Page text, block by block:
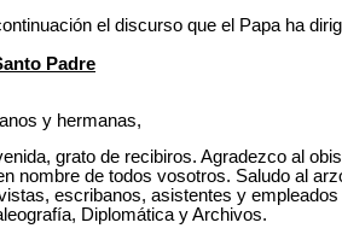
el discurso que el Papa ha
Padre
y hermanas,
grato de recibiros. Agradezco al
nombre de todos vosotros. Saludo al
escribanos, asistentes y
Diplomática y Archivos.